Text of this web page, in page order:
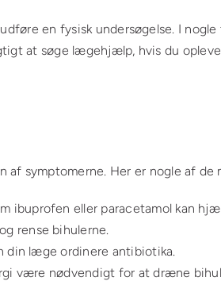
en fysisk undersøgelse. I
at søge lægehjælp, hvis du
symptomerne. Her er nogle af de
ibuprofen eller paracetamol kan
rense bihulerne.
din læge ordinere antibiotika.
være nødvendigt for at dræne